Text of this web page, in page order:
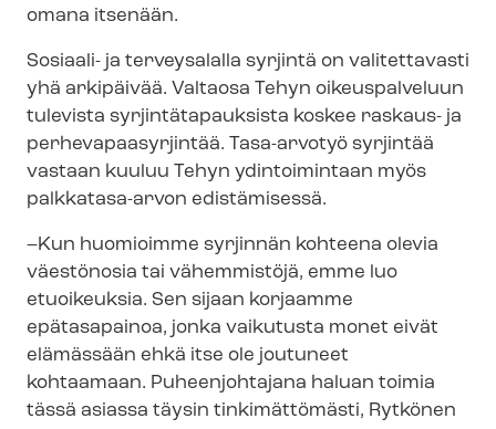
omana itsenään.
Sosiaali- ja terveysalalla syrjintä on valitettavasti
yhä arkipäivää. Valtaosa Tehyn oikeuspalveluun
tulevista syr­jin­tä­ta­pauk­sis­ta koskee raskaus- ja
per­he­va­paa­syr­jin­tää. Tasa-arvotyö syrjintää
vastaan kuuluu Tehyn ydintoimintaan myös
palkkatasa-arvon edistämisessä.
–Kun huomioimme syrjinnän kohteena olevia
väestönosia tai vähemmistöjä, emme luo
etuoikeuksia. Sen sijaan korjaamme
epätasapainoa, jonka vaikutusta monet eivät
elämässään ehkä itse ole joutuneet
kohtaamaan. Puheenjohtajana haluan toimia
tässä asiassa täysin tinkimättömästi, Rytkönen